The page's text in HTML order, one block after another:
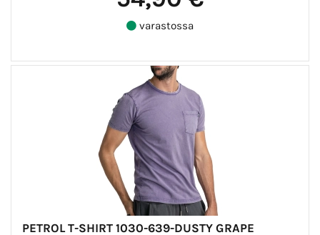
varastossa
PETROL T-SHIRT 1030-639-DUSTY GRAPE